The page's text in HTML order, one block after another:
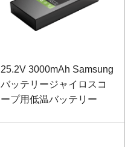
25.2V 3000mAh Samsung
バッテリージャイロスコ
ープ用低温バッテリー